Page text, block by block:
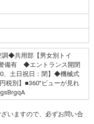
◆共用部【男女別トイ
備有 ◆エントランス開閉
、土日祝日：閉】◆機械式
税別】■360°ビューが見れ
いますので、必ずお問い合